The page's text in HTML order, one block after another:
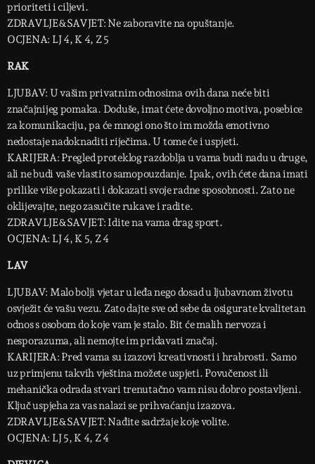
prioriteti i ciljevi.
ZDRAVLJE&SAVJET: Ne zaboravite na opuštanje.
OCJENA: LJ 4, K 4, Z 5
RAK
LJUBAV: U vašim privatnim odnosima ovih dana neće biti
značajnijeg pomaka. Doduše, imat ćete dovoljno motiva, posebice
za komunikaciju, pa će mnogi ono što im možda emotivno
nedostaje nadoknaditi riječima. U tome će i uspjeti.
KARIJERA: Pregled proteklog razdoblja u vama budi nadu u druge,
ali ne budi vaše vlastito samopouzdanje. Ipak, ovih ćete dana imati
prilike više pokazati i dokazati svoje radne sposobnosti. Zato ne
oklijevajte, nego zasučite rukave i radite.
ZDRAVLJE&SAVJET: Idite na vama drag sport.
OCJENA: LJ 4, K 5, Z 4
LAV
LJUBAV: Malo bolji vjetar u leđa nego dosad u ljubavnom životu
osvježit će vašu vezu. Zato dajte sve od sebe da osigurate kvalitetan
odnos s osobom do koje vam je stalo. Bit će malih nervoza i
nesporazuma, ali nemojte im pridavati značaj.
KARIJERA: Pred vama su izazovi kreativnosti i hrabrosti. Samo
uz primjenu takvih vještina možete uspjeti. Povučenost ili
mehanička odrada stvari trenutačno vam nisu dobro postavljeni.
Ključ uspjeha za vas nalazi se prihvaćanju izazova.
ZDRAVLJE&SAVJET: Nađite sadržaje koje volite.
OCJENA: LJ 5, K 4, Z 4